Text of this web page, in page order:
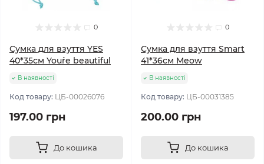
0
Сумка для взуття YES
40*35см You`re beautiful
В наявності
Код товару: ЦБ-00026076
197.00 грн
До кошика
0
Сумка для взуття Smart
41*36см Meow
В наявності
Код товару: ЦБ-00031385
200.00 грн
До кошика